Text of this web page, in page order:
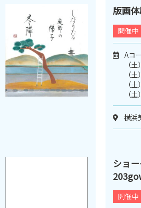
版画体
開催中
Aコ
（
（
（
（
横浜
ショ
開催中